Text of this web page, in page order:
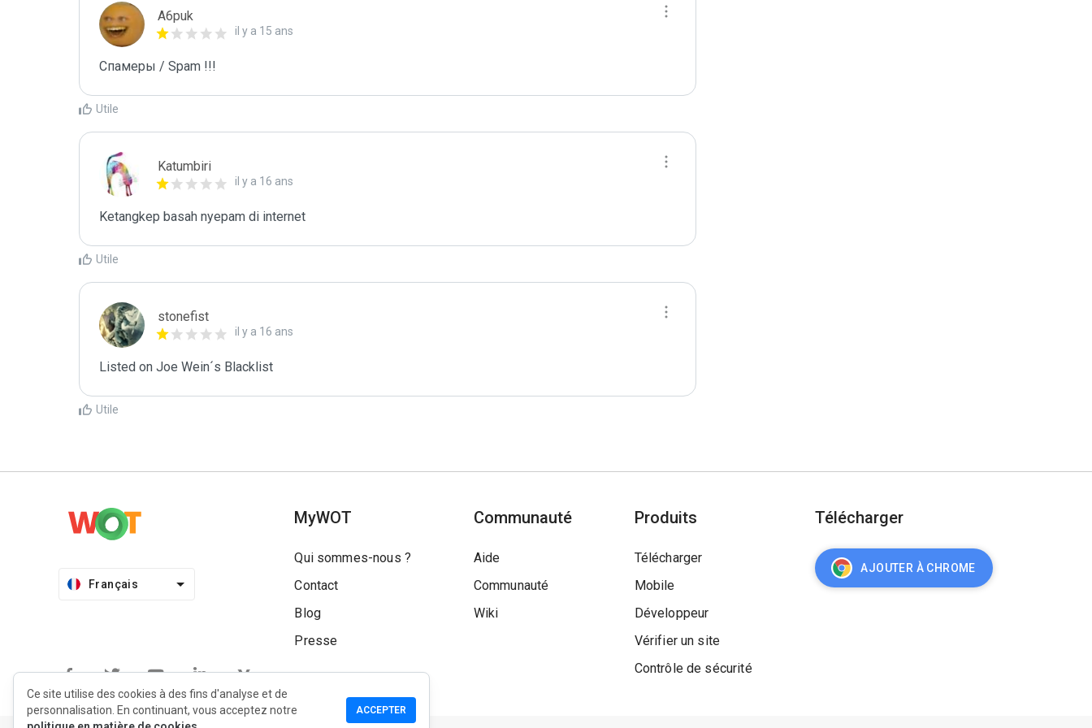
A6puk
il y a 15 ans
Спамеры / Spam !!!
Utile
Katumbiri
il y a 16 ans
Ketangkep basah nyepam di internet
Utile
stonefist
il y a 16 ans
Listed on Joe Wein´s Blacklist
Utile
Français
MyWOT
Qui sommes-nous ?
Contact
Blog
Presse
Communauté
Aide
Communauté
Wiki
Produits
Télécharger
Mobile
Développeur
Vérifier un site
Contrôle de sécurité
Télécharger
AJOUTER À CHROME
Ce site utilise des cookies à des fins d'analyse et de
personnalisation. En continuant, vous acceptez notre
ACCEPTER